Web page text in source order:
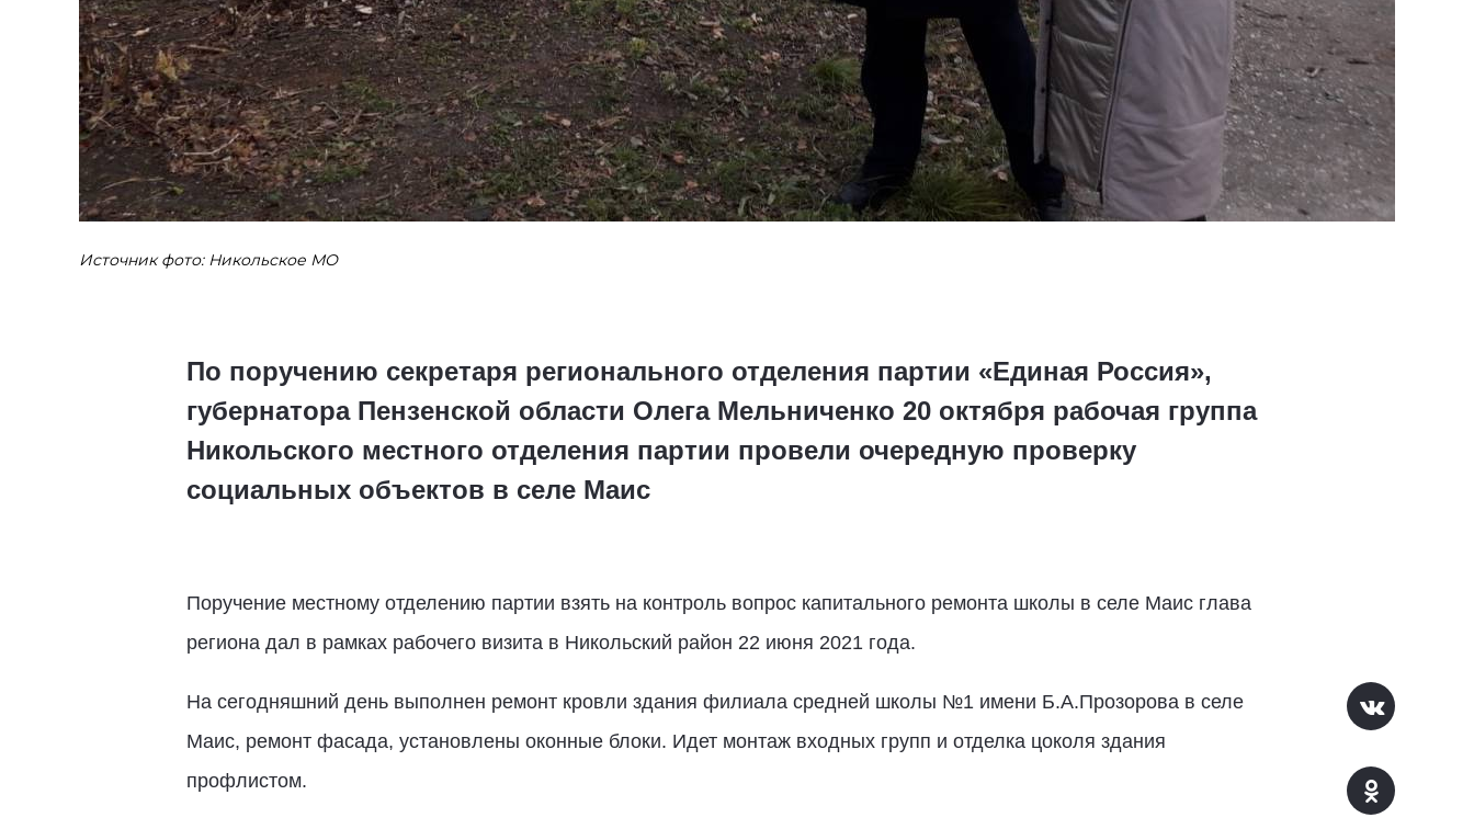
Источник фото: Никольское МО
По поручению секретаря регионального отделения партии «Единая Россия»,
губернатора Пензенской области Олега Мельниченко 20 октября рабочая группа
Никольского местного отделения партии провели очередную проверку
социальных объектов в селе Маис
Поручение местному отделению партии взять на контроль вопрос капитального ремонта школы в селе Маис глава
региона дал в рамках рабочего визита в Никольский район 22 июня 2021 года.
На сегодняшний день выполнен ремонт кровли здания филиала средней школы №1 имени Б.А.Прозорова в селе
Маис, ремонт фасада, установлены оконные блоки. Идет монтаж входных групп и отделка цоколя здания
профлистом.